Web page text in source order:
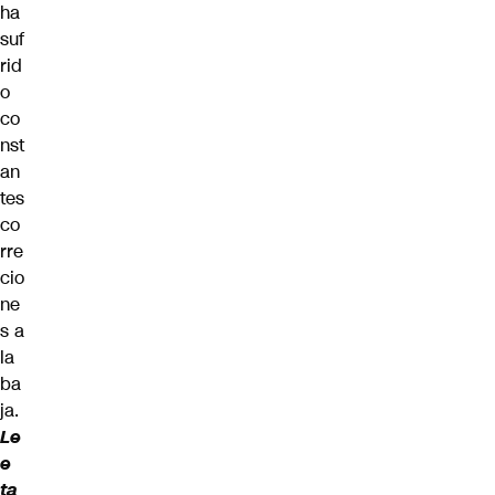
ha
suf
rid
o
co
nst
an
tes
co
rre
cio
ne
s a
la
ba
ja.
Le
e
ta